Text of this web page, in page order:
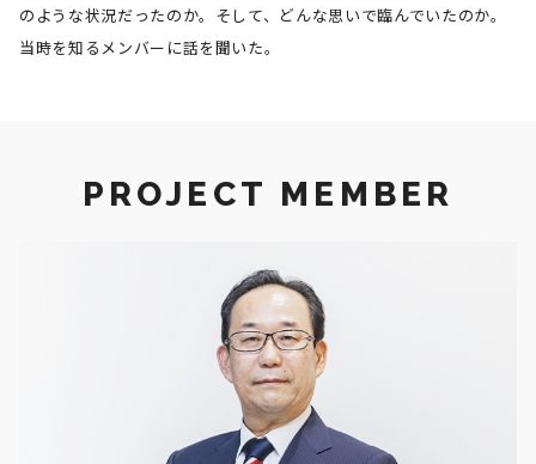
のような状況だったのか。そして、どんな思いで臨んでいたのか。
当時を知るメンバーに話を聞いた。
PROJECT MEMBER